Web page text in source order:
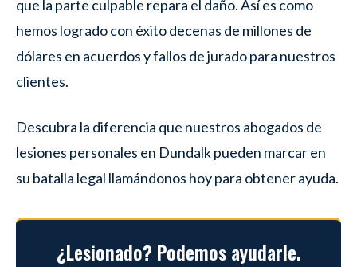
que la parte culpable repara el daño. Así es como
hemos logrado con éxito decenas de millones de
dólares en acuerdos y fallos de jurado para nuestros
clientes.
Descubra la diferencia que nuestros abogados de
lesiones personales en Dundalk pueden marcar en
su batalla legal llamándonos hoy para obtener ayuda.
¿Lesionado? Podemos ayudarle.